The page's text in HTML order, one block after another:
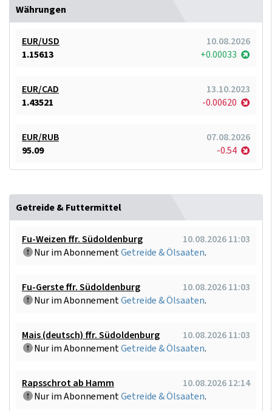
Währungen
EUR/USD
10.08.2026
1.15613
+0.00033
EUR/CAD
13.10.2023
1.43521
-0.00620
EUR/RUB
07.08.2026
95.09
-0.54
Getreide & Futtermittel
Fu-Weizen ffr. Südoldenburg
10.08.2026 11:03
Nur im AbonnementGetreide & Ölsaaten.
Fu-Gerste ffr. Südoldenburg
10.08.2026 11:03
Nur im AbonnementGetreide & Ölsaaten.
Mais (deutsch) ffr. Südoldenburg
10.08.2026 11:03
Nur im AbonnementGetreide & Ölsaaten.
Rapsschrot ab Hamm
10.08.2026 12:14
Nur im AbonnementGetreide & Ölsaaten.